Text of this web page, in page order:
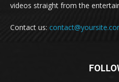
videos straight from the
Contact us: